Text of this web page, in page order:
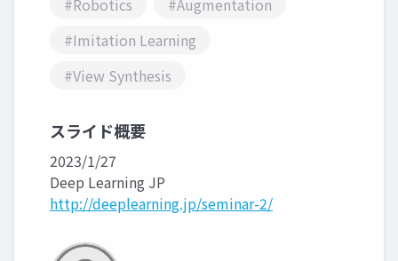
#Robotics
#Augmentation
#Imitation Learning
#View Synthesis
スライド概要
2023/1/27
Deep Learning JP
http://deeplearning.jp/seminar-2/